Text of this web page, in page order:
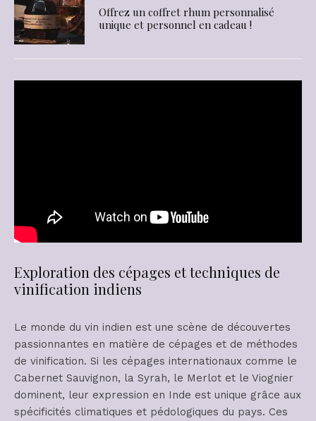
Offrez un coffret rhum personnalisé
unique et personnel en cadeau !
Exploration des cépages et techniques de
vinification indiens
Le monde du vin indien est une scène de découvertes
passionnantes en matière de cépages et de méthodes
de vinification. Si les cépages internationaux comme le
Cabernet Sauvignon, la Syrah, le Merlot et le Viognier
dominent, leur expression en Inde est unique grâce aux
spécificités climatiques et pédologiques du pays. Ces